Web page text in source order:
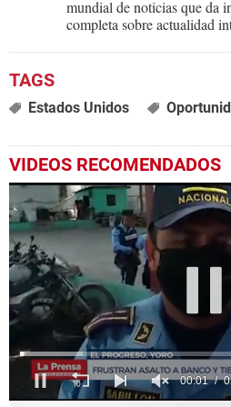
mundial de noticias que da
completa sobre actualidad
Estados Unidos
VIDEOS RECOMENDADOS